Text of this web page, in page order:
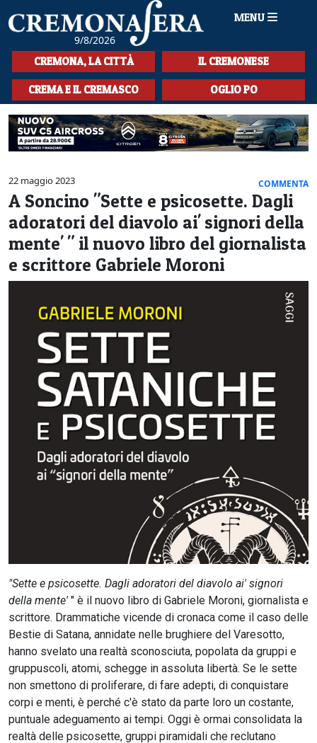
9/8/2026
MENU
HOME
CRONACA
SPORT
LA MUSICA
CULTURA
LA STORIA
SPETTACOLI
L'EDITORIALE
CERCA
CREMONA, LA CITTÀ IL CREMONESE
CREMA E IL CREMASCO OGLIO PO
22 maggio 2023 COMMENTA
A Soncino "Sette e psicosette. Dagli
adoratori del diavolo ai' signori della
mente' " il nuovo libro del giornalista
e scrittore Gabriele Moroni
"Sette e psicosette. Dagli adoratori del diavolo ai' signori
della mente' " è il nuovo libro di Gabriele Moroni, giornalista e
scrittore. Drammatiche vicende di cronaca come il caso delle
Bestie di Satana, annidate nelle brughiere del Varesotto,
hanno svelato una realtà sconosciuta, popolata da gruppi e
gruppuscoli, atomi, schegge in assoluta libertà. Se le sette
non smettono di proliferare, di fare adepti, di conquistare
corpi e menti, è perché c'è stato da parte loro un costante,
puntuale adeguamento ai tempi. Oggi è ormai consolidata la
realtà delle psicosette, gruppi piramidali che reclutano